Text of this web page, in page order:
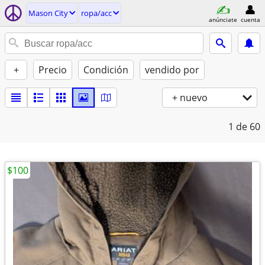
Mason City ropa/acc
anúnciate cuenta
+ Precio Condición vendido por
+ nuevo
1 de 60
$100